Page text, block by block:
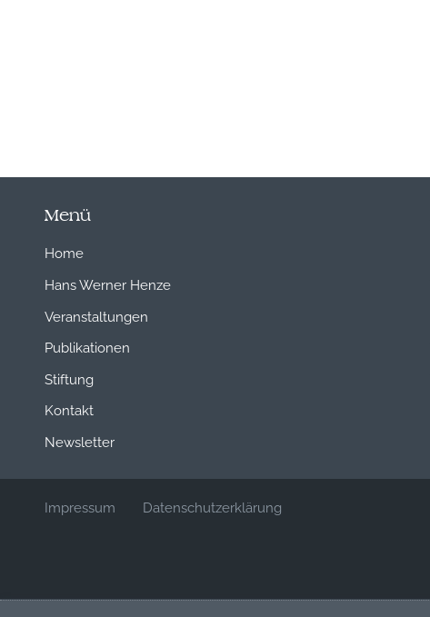
Menü
Home
Hans Werner Henze
Veranstaltungen
Publikationen
Stiftung
Kontakt
Newsletter
Impressum Datenschutzerklärung